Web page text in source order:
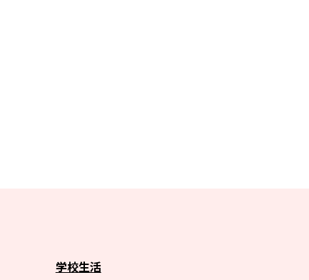
学校生活